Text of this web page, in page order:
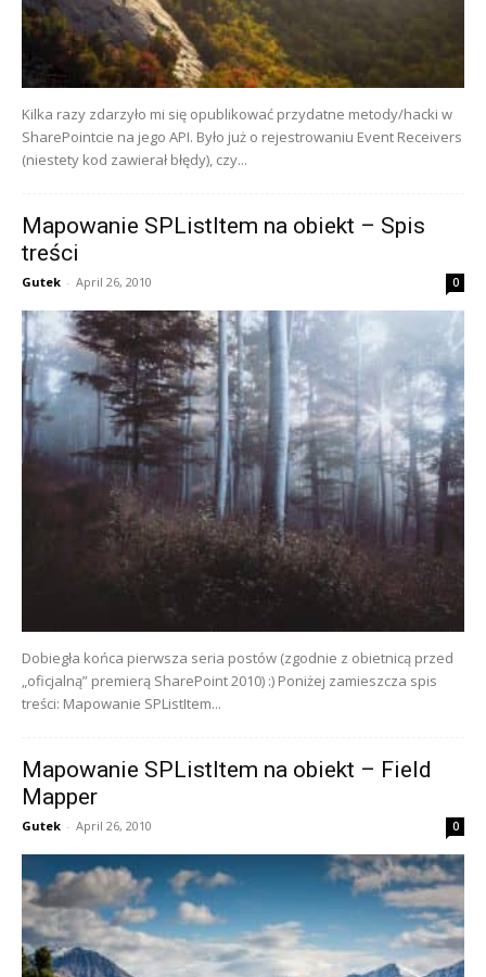
Kilka razy zdarzyło mi się opublikować przydatne metody/hacki w
SharePointcie na jego API. Było już o rejestrowaniu Event Receivers
(niestety kod zawierał błędy), czy...
Mapowanie SPListItem na obiekt – Spis
treści
Gutek - April 26, 2010 0
Dobiegła końca pierwsza seria postów (zgodnie z obietnicą przed
„oficjalną” premierą SharePoint 2010) :) Poniżej zamieszcza spis
treści: Mapowanie SPListItem...
Mapowanie SPListItem na obiekt – Field
Mapper
Gutek - April 26, 2010 0